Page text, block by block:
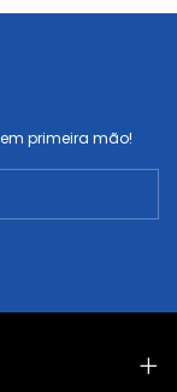
primeira mão!